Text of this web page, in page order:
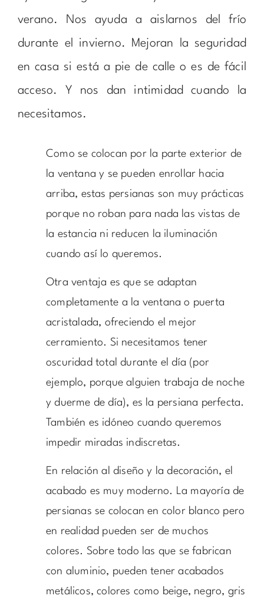
verano. Nos ayuda a aislarnos del frío
durante el invierno. Mejoran la seguridad
en casa si está a pie de calle o es de fácil
acceso. Y nos dan intimidad cuando la
necesitamos.
Como se colocan por la parte exterior de
la ventana y se pueden enrollar hacia
arriba, estas persianas son muy prácticas
porque no roban para nada las vistas de
la estancia ni reducen la iluminación
cuando así lo queremos.
Otra ventaja es que se adaptan
completamente a la ventana o puerta
acristalada, ofreciendo el mejor
cerramiento. Si necesitamos tener
oscuridad total durante el día (por
ejemplo, porque alguien trabaja de noche
y duerme de día), es la persiana perfecta.
También es idóneo cuando queremos
impedir miradas indiscretas.
En relación al diseño y la decoración, el
acabado es muy moderno. La mayoría de
persianas se colocan en color blanco pero
en realidad pueden ser de muchos
colores. Sobre todo las que se fabrican
con aluminio, pueden tener acabados
metálicos, colores como beige, negro, gris